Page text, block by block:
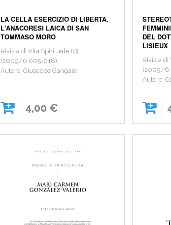
LA CELLA ESERCIZIO DI LIBERTÀ.
L'ANACORESI LAICA DI SAN
TOMMASO MORO
Rivista di Vita Spirituale 63
(2009/6:605-618)
Autore: Giuseppe Gangale
4,00 €
DEL
LISIEUX
Rivista di
(2009/
Autore: